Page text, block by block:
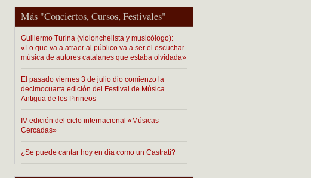
Más "Conciertos, Cursos, Festivales"
Guillermo Turina (violonchelista y musicólogo):
«Lo que va a atraer al público va a ser el escuchar
música de autores catalanes que estaba olvidada»
El pasado viernes 3 de julio dio comienzo la
decimocuarta edición del Festival de Música
Antigua de los Pirineos
IV edición del ciclo internacional «Músicas
Cercadas»
¿Se puede cantar hoy en día como un Castrati?